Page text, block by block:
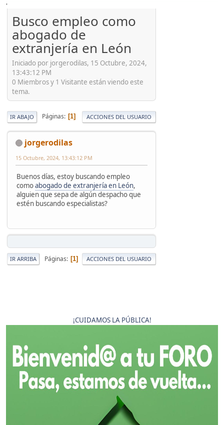
'
Busco empleo como
abogado de
extranjería en León
Iniciado por jorgerodilas, 15 Octubre, 2024,
13:43:12 PM
0 Miembros y 1 Visitante están viendo este
tema.
IR ABAJO Páginas 1 ACCIONES DEL USUARIO
jorgerodilas
15 Octubre, 2024, 13:43:12 PM
Buenos días, estoy buscando empleo
comoabogado de extranjería en León,
alguien que sepa de algún despacho que
estén buscando especialistas?
IR ARRIBA Páginas 1 ACCIONES DEL USUARIO
¡CUIDAMOS LA PÚBLICA!